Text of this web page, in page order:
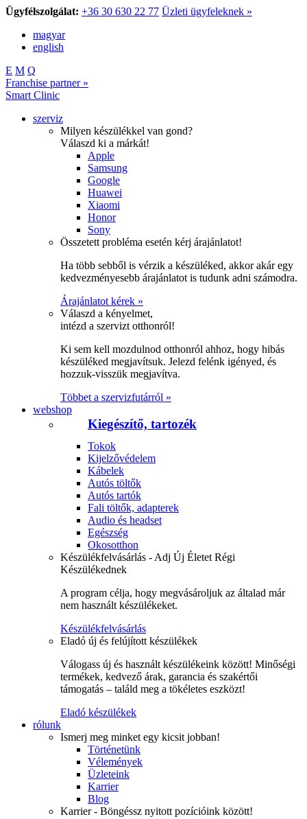
Ügyfélszolgálat: +36 30 630 22 77 Üzleti ügyfeleknek »
magyar
english
E M Q
Franchise partner »
Smart Clinic
szerviz
Milyen készülékkel van gond?
Válaszd ki a márkát!
Apple
Samsung
Google
Huawei
Xiaomi
Honor
Sony
Összetett probléma esetén kérj árajánlatot!
Ha több sebből is vérzik a készüléked, akkor akár egy
kedvezményesebb árajánlatot is tudunk adni számodra.
Árajánlatot kérek »
Válaszd a kényelmet,
intézd a szervizt otthonról!
Ki sem kell mozdulnod otthonról ahhoz, hogy hibás
készüléked megjavítsuk. Jelezd felénk igényed, és
hozzuk-visszük megjavítva.
Többet a szervizfutárról »
webshop
Kiegészítő, tartozék
Tokok
Kijelzővédelem
Kábelek
Autós töltők
Autós tartók
Fali töltők, adapterek
Audio és headset
Egészség
Okosotthon
Készülékfelvásárlás - Adj Új Életet Régi
Készülékednek
A program célja, hogy megvásároljuk az általad már
nem használt készülékeket.
Készülékfelvásárlás
Eladó új és felújított készülékek
Válogass új és használt készülékeink között! Minőségi
termékek, kedvező árak, garancia és szakértői
támogatás – találd meg a tökéletes eszközt!
Eladó készülékek
rólunk
Ismerj meg minket egy kicsit jobban!
Történetünk
Vélemények
Üzleteink
Karrier
Blog
Karrier - Böngéssz nyitott pozícióink között!